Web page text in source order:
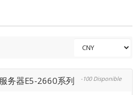
务器E5-2660系列 -100 Disponible